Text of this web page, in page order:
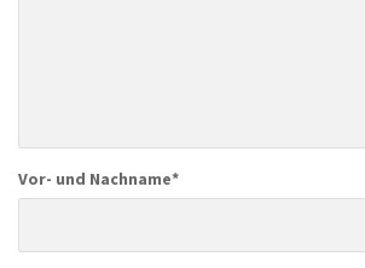
Vor- und Nachname*